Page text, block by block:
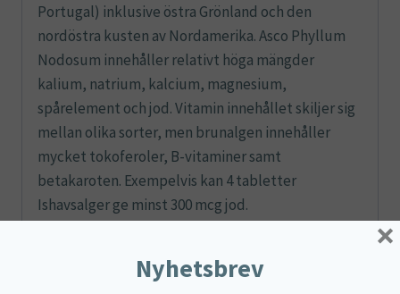
Portugal) inklusive östra Grönland och den
nordöstra kusten av Nordamerika. Asco Phyllum
Nodosum innehåller relativt höga mängder
kalium, natrium, kalcium, magnesium,
spårelement och jod. Vitamin innehållet skiljer sig
mellan olika sorter, men brunalgen innehåller
mycket tokoferoler, B-vitaminer samt
betakaroten. Exempelvis kan 4 tabletter
Ishavsalger ge minst 300 mcg jod.
Näringsdeklaration
Nyhetsbrev
×